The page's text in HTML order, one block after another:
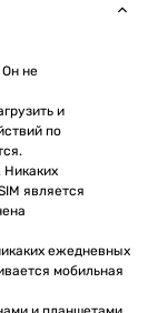
Он не
и
по
Никаких
является
ежедневных
мобильная